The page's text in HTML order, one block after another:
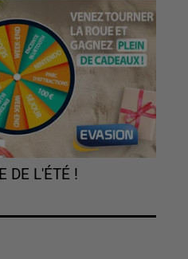
DE L'ÉTÉ !